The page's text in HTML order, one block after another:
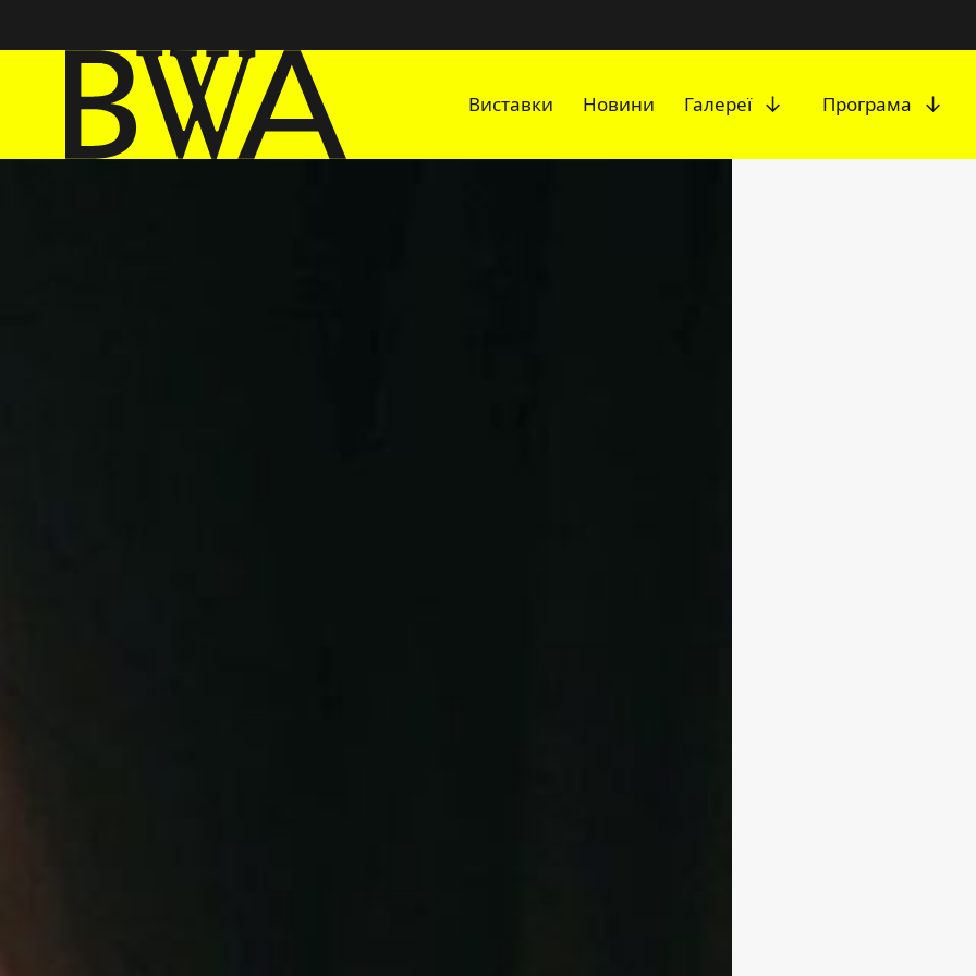
BWA Wrocław
Галереї сучасного мистецтва
Виставки Новини Галереї Програма